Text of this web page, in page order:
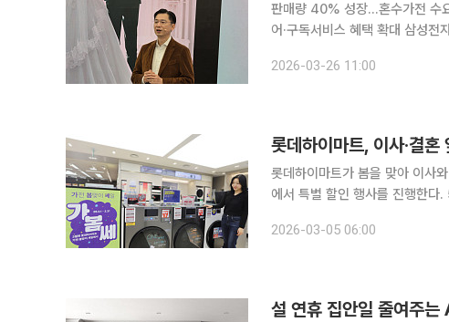
판매량 40% 성장…혼수가전 수
어·구독서비스 혜택 확대 삼성전자가 건조 성능과 인공지능(AI) 기능을 강화한 2026년형 일체형
기준 판매량이 전년 대비 약 40%
2026-03-26 11:00
롯데하이마트, 이사·결혼
롯데하이마트가 봄을 맞아 이사
에서 특별 할인 행사를 진행한다. 5일 롯데하이마트에 따르면 이번 행사 기간 삼성전자, LG전자, 쿠
삼성전자는 ‘비스포크 AI 콤보’, ‘
2026-03-05 06:00
설 연휴 집안일 줄여주는